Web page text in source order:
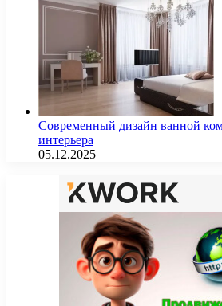
Современный дизайн ванной
интерьера
05.12.2025